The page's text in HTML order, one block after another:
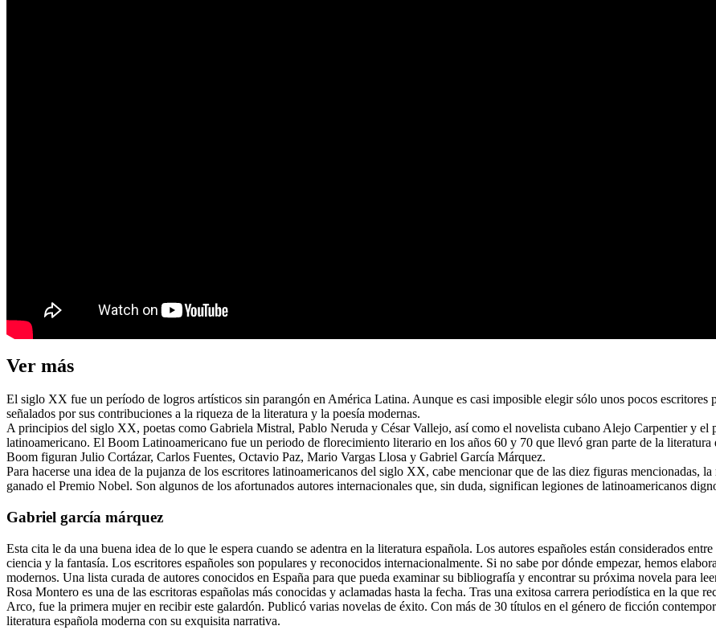
Ver más
El siglo XX fue un período de logros artísticos sin parangón en América Latina. Aunque es casi imposible elegir sólo unos pocos escritores
señalados por sus contribuciones a la riqueza de la literatura y la poesía modernas.
A principios del siglo XX, poetas como Gabriela Mistral, Pablo Neruda y César Vallejo, así como el novelista cubano Alejo Carpentier y el
latinoamericano. El Boom Latinoamericano fue un periodo de florecimiento literario en los años 60 y 70 que llevó gran parte de la
Boom figuran Julio Cortázar, Carlos Fuentes, Octavio Paz, Mario Vargas Llosa y Gabriel García Márquez.
Para hacerse una idea de la pujanza de los escritores latinoamericanos del siglo XX, cabe mencionar que de las diez figuras mencionadas,
ganado el Premio Nobel. Son algunos de los afortunados autores internacionales que, sin duda, significan legiones de latinoamericanos
Gabriel garcía márquez
Esta cita le da una buena idea de lo que le espera cuando se adentra en la literatura española. Los autores españoles están considerados
ciencia y la fantasía. Los escritores españoles son populares y reconocidos internacionalmente. Si no sabe por dónde empezar, hemos
modernos. Una lista curada de autores conocidos en España para que pueda examinar su bibliografía y encontrar su próxima novela para
Rosa Montero es una de las escritoras españolas más conocidas y aclamadas hasta la fecha. Tras una exitosa carrera periodística en la
Arco, fue la primera mujer en recibir este galardón. Publicó varias novelas de éxito. Con más de 30 títulos en el género de ficción
literatura española moderna con su exquisita narrativa.